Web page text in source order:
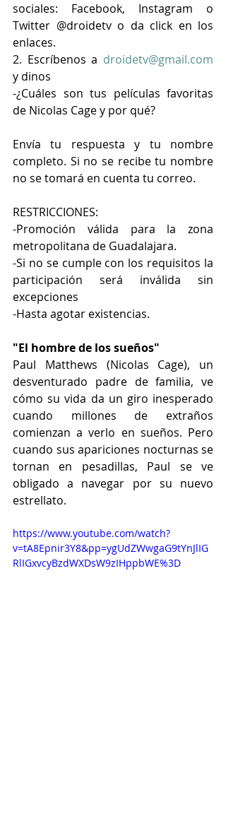
sociales: Facebook, Instagram o
Twitter @droidetv o da click en los
enlaces.
2. Escríbenos a droidetv@gmail.com
y dinos
-¿Cuáles son tus películas favoritas
de Nicolas Cage y por qué?
Envía tu respuesta y tu nombre
completo. Si no se recibe tu nombre
no se tomará en cuenta tu correo.
RESTRICCIONES:
-Promoción válida para la zona
metropolitana de Guadalajara.
-Si no se cumple con los requisitos la
participación será inválida sin
excepciones
-Hasta agotar existencias.
"El hombre de los sueños"
Paul Matthews (Nicolas Cage), un
desventurado padre de familia, ve
cómo su vida da un giro inesperado
cuando millones de extraños
comienzan a verlo en sueños. Pero
cuando sus apariciones nocturnas se
tornan en pesadillas, Paul se ve
obligado a navegar por su nuevo
estrellato.
https://www.youtube.com/watch?
v=tA8Epnir3Y8&pp=ygUdZWwgaG9tYnJlIG
RlIGxvcyBzdWXDsW9zIHppbWE%3D